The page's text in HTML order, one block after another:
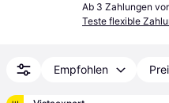
Ab 3 Zahlungen
Teste flexible
Empfohlen